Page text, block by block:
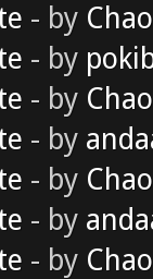
- by
- by
- by
- by
- by
- by
- by